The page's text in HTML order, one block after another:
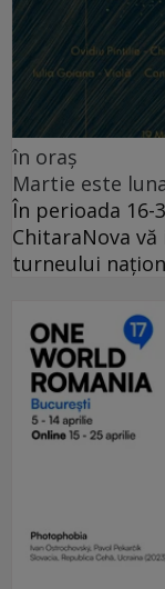
în oraș
Martie este
În perioada 16-
ChitaraNova
turneului